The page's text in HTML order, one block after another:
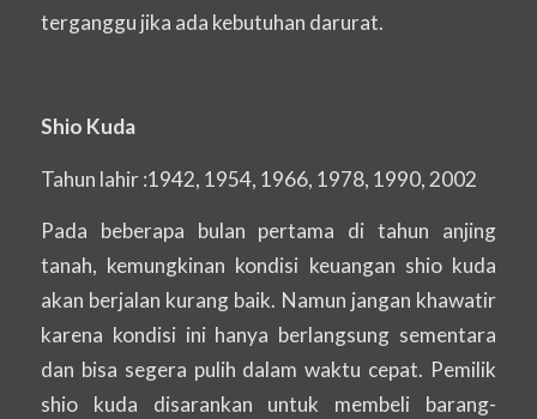
terganggu jika ada kebutuhan darurat.
Shio Kuda
Tahun lahir :1942, 1954, 1966, 1978, 1990, 2002
Pada beberapa bulan pertama di tahun anjing
tanah, kemungkinan kondisi keuangan shio kuda
akan berjalan kurang baik. Namun jangan khawatir
karena kondisi ini hanya berlangsung sementara
dan bisa segera pulih dalam waktu cepat. Pemilik
shio kuda disarankan untuk membeli barang-